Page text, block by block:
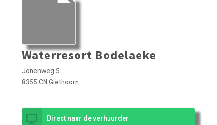
Waterresort Bodelaeke
Jonenweg 5
8355 CN Giethoorn
Direct naar de verhuurder